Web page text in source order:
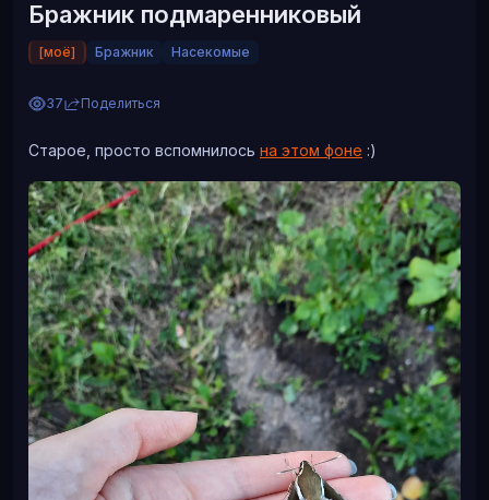
Бражник подмаренниковый
[моё] Бражник Насекомые
37 Поделиться
Старое, просто вспомнилось на этом фоне :)